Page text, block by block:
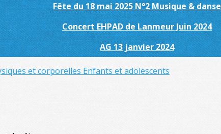
Fête du 18 mai 2025 N°2 Musique & danse
Concert EHPAD de Lanmeur Juin 2024
AG 13 janvier 2024
et corporelles Enfants et adolescents